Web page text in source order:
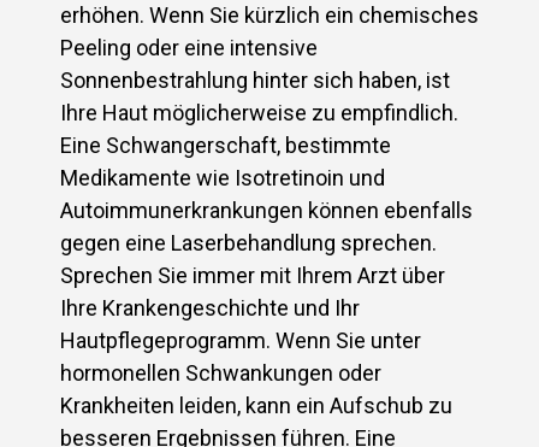
erhöhen. Wenn Sie kürzlich ein chemisches
Peeling oder eine intensive
Sonnenbestrahlung hinter sich haben, ist
Ihre Haut möglicherweise zu empfindlich.
Eine Schwangerschaft, bestimmte
Medikamente wie Isotretinoin und
Autoimmunerkrankungen können ebenfalls
gegen eine Laserbehandlung sprechen.
Sprechen Sie immer mit Ihrem Arzt über
Ihre Krankengeschichte und Ihr
Hautpflegeprogramm. Wenn Sie unter
hormonellen Schwankungen oder
Krankheiten leiden, kann ein Aufschub zu
besseren Ergebnissen führen. Eine